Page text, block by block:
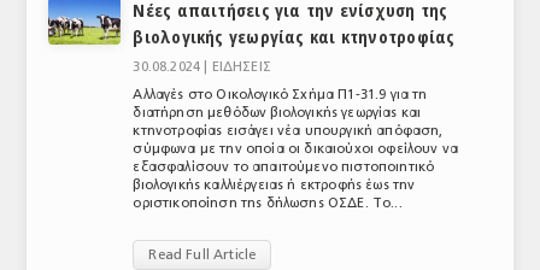
ΘΕΜΑΤΑ
ΕΥΡΩΠΑΪΚΕΣ ΑΠΟΦΑΣΕΙΣ
Νέες απαιτήσεις για την ενίσχυση της
βιολογικής γεωργίας και κτηνοτροφίας
30.08.2024 |
ΕΙΔΗΣΕΙΣ
Αλλαγές στο Οικολογικό Σχήμα Π1-31.9 για τη
διατήρηση μεθόδων βιολογικής γεωργίας και
κτηνοτροφίας εισάγει νέα υπουργική απόφαση,
σύμφωνα με την οποία οι δικαιούχοι οφείλουν να
εξασφαλίσουν το απαιτούμενο πιστοποιητικό
βιολογικής καλλιέργειας ή εκτροφής έως την
οριστικοποίηση της δήλωσης ΟΣΔΕ. Το...
Read Full Article